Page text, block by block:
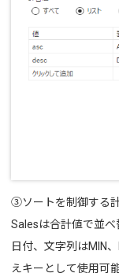
③ソートを制御する
Salesは合計値で並べ
日付、文字列はMIN
えキーとして使用可能